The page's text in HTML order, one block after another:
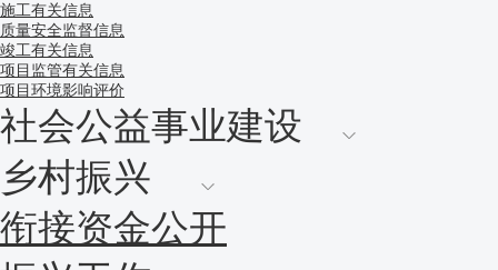
施工有关信息
质量安全监督信息
竣工有关信息
项目监管有关信息
项目环境影响评价
社会公益事业建设
乡村振兴
衔接资金公开